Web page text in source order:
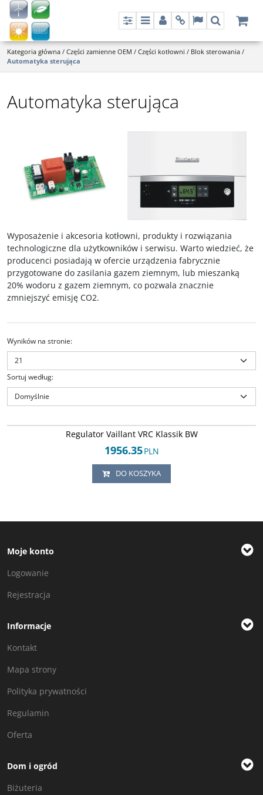
PanelMenuPanelInfoLangSzukaj
Kategoria główna / Części zamienne OEM / Części kotłowni / Blok sterowania /
Automatyka sterująca
Automatyka sterująca
Wyposażenie i akcesoria kotłowni, produkty i rozwiązania
technologiczne dla użytkowników i serwisu. Warto wiedzieć, że
producenci posiadają w ofercie urządzenia fabrycznie
przygotowane do zasilania gazem ziemnym, lub mieszanką
20% wodoru z gazem ziemnym, co pozwala znacznie
zmniejszyć emisję CO2.
Wyników na stronie:
Sortuj według:
Regulator ogrzewania VRC Klassik BW (1997-2003) Vaillant. Oryginalny,
fabrycznie nowy produkt Vaillant.
oferta w kategorii (OEM/O) części oryginalne stosowane w pierwszym
Regulator Vaillant VRC Klassik BW
1956.35PLN
DO KOSZYKA
Moje konto
Logowanie
Rejestracja
Informacje
Kontakt
Mapa strony
Polityka prywatności
Regulamin
Oferta
Dom i ogród
Biżuteria